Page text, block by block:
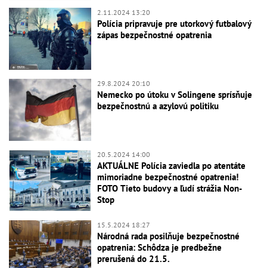
2.11.2024 13:20
Polícia pripravuje pre utorkový futbalový
zápas bezpečnostné opatrenia
29.8.2024 20:10
Nemecko po útoku v Solingene sprísňuje
bezpečnostnú a azylovú politiku
20.5.2024 14:00
AKTUÁLNE Polícia zaviedla po atentáte
mimoriadne bezpečnostné opatrenia!
FOTO Tieto budovy a ľudí strážia Non-
Stop
15.5.2024 18:27
Národná rada posilňuje bezpečnostné
opatrenia: Schôdza je predbežne
prerušená do 21.5.